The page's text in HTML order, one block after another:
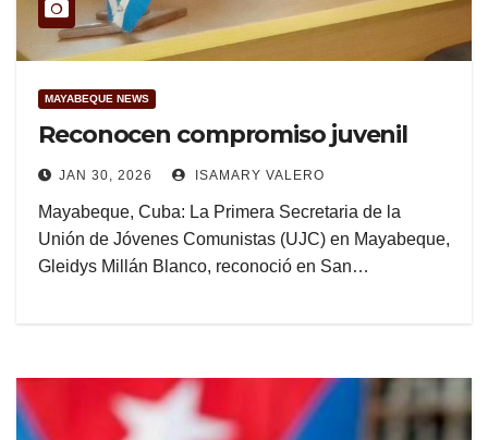
MAYABEQUE NEWS
Reconocen compromiso juvenil
JAN 30, 2026 ISAMARY VALERO
Mayabeque, Cuba: La Primera Secretaria de la
Unión de Jóvenes Comunistas (UJC) en Mayabeque,
Gleidys Millán Blanco, reconoció en San…